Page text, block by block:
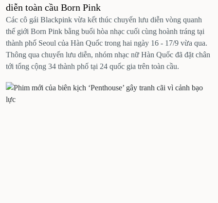
diễn toàn cầu Born Pink
Các cô gái Blackpink vừa kết thúc chuyến lưu diễn vòng quanh
thế giới Born Pink bằng buổi hòa nhạc cuối cùng hoành tráng tại
thành phố Seoul của Hàn Quốc trong hai ngày 16 - 17/9 vừa qua.
Thông qua chuyến lưu diễn, nhóm nhạc nữ Hàn Quốc đã đặt chân
tới tổng cộng 34 thành phố tại 24 quốc gia trên toàn cầu.